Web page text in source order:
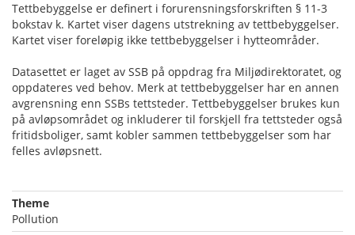
Tettbebyggelse er definert i forurensningsforskriften § 11-3
bokstav k. Kartet viser dagens utstrekning av tettbebyggelser.
Kartet viser foreløpig ikke tettbebyggelser i hytteområder.
Datasettet er laget av SSB på oppdrag fra Miljødirektoratet, og
oppdateres ved behov. Merk at tettbebyggelser har en annen
avgrensning enn SSBs tettsteder. Tettbebyggelser brukes kun
på avløpsområdet og inkluderer til forskjell fra tettsteder også
fritidsboliger, samt kobler sammen tettbebyggelser som har
felles avløpsnett.
Theme
Pollution